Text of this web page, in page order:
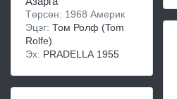
Төрсөн: 1968 Америк
Эцэг: Том Ролф (Tom
Rolfe)
Эх: PRADELLA 1955